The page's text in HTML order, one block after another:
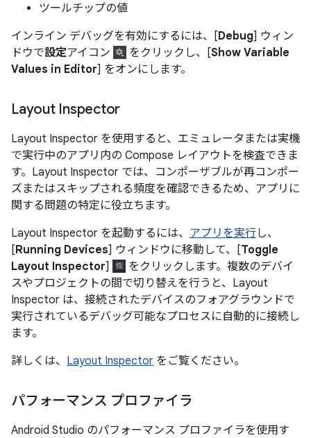
ツールチップの値
インライン デバッグを有効にするには、[Debug] ウィン
ドウで設定アイコン をクリックし、[Show Variable
Values in Editor] をオンにします。
Layout Inspector
Layout Inspector を使用すると、エミュレータまたは実機
で実行中のアプリ内の Compose レイアウトを検査できま
す。Layout Inspector では、コンポーザブルが再コンポー
ズまたはスキップされる頻度を確認できるため、アプリに
関する問題の特定に役立ちます。
Layout Inspector を起動するには、 アプリを実行し、
[Running Devices] ウィンドウに移動して、[Toggle
Layout Inspector]
をクリックします。複数のデバイ
スやプロジェクトの間で切り替えを行うと、Layout
Inspector は、接続されたデバイスのフォアグラウンドで
実行されているデバッグ可能なプロセスに自動的に接続し
ます。
詳しくは、 Layout Inspector をご覧ください。
パフォーマンス プロファイラ
Android Studio のパフォーマンス プロファイラを使用す